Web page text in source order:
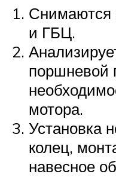
Снимаются
и ГБЦ.
поршневой
мотора.
Установка
колец,
навесное